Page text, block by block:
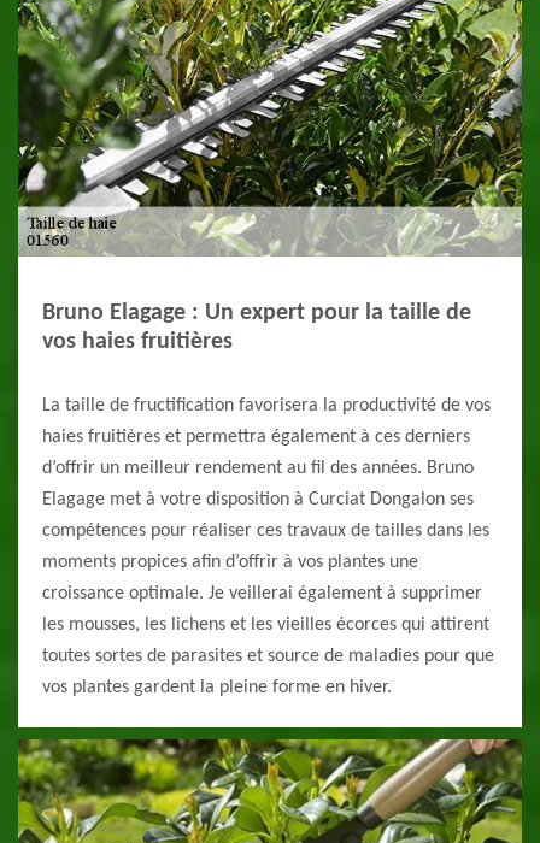
Bruno Elagage : Un expert pour la taille de
vos haies fruitières
La taille de fructification favorisera la productivité de vos
haies fruitières et permettra également à ces derniers
d’offrir un meilleur rendement au fil des années. Bruno
Elagage met à votre disposition à Curciat Dongalon ses
compétences pour réaliser ces travaux de tailles dans les
moments propices afin d’offrir à vos plantes une
croissance optimale. Je veillerai également à supprimer
les mousses, les lichens et les vieilles écorces qui attirent
toutes sortes de parasites et source de maladies pour que
vos plantes gardent la pleine forme en hiver.